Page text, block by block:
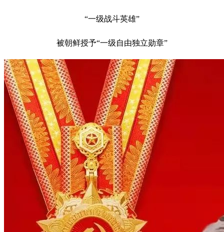
“一级战斗英雄”
被朝鲜授予“一级自由独立勋章”